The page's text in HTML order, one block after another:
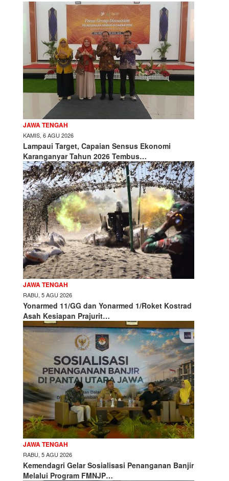
JAWA TENGAH
KAMIS, 6 AGU 2026
Lampaui Target, Capaian Sensus Ekonomi
Karanganyar Tahun 2026 Tembus…
JAWA TENGAH
RABU, 5 AGU 2026
Yonarmed 11/GG dan Yonarmed 1/Roket Kostrad
Asah Kesiapan Prajurit…
JAWA TENGAH
RABU, 5 AGU 2026
Kemendagri Gelar Sosialisasi Penanganan Banjir
Melalui Program FMNJP…